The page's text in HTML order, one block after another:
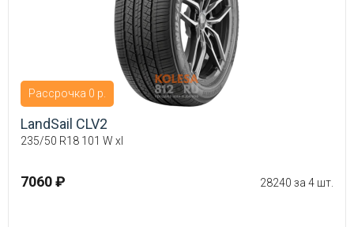
Рассрочка 0 р.
LandSail CLV2
235/50 R18 101 W xl
7060 ₽ 28240 за 4 шт.